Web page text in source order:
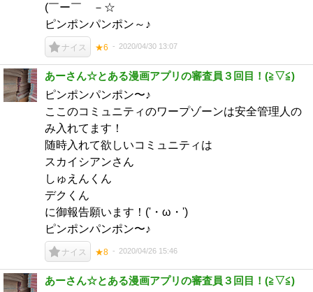
(￣ー￣ゞ－☆
ピンポンパンポン～♪
ナイス ★6 2020/04/30 13:07
あーさん☆とある漫画アプリの審査員３回目！(⁠≧⁠▽⁠≦⁠)
ピンポンパンポン〜♪
ここのコミュニティのワープゾーンは安全管理人の
み入れてます！
随時入れて欲しいコミュニティは
スカイシアンさん
しゅえんくん
デクくん
に御報告願います！('・ω・')
ピンポンパンポン〜♪
ナイス ★8 2020/04/26 15:46
あーさん☆とある漫画アプリの審査員３回目！(⁠≧⁠▽⁠≦⁠)